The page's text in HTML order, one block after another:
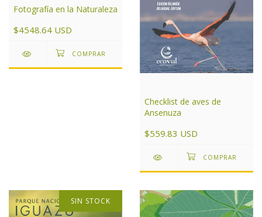
Fotografía en la Naturaleza
$4548.64 USD
Checklist de aves de
Ansenuza
$559.83 USD
SIN STOCK